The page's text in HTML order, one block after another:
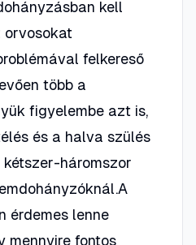
kell
orvosokat
felkereső
több a
figyelembe azt is,
és a halva szülés
háromszor
érdemes lenne
mennyire fontos